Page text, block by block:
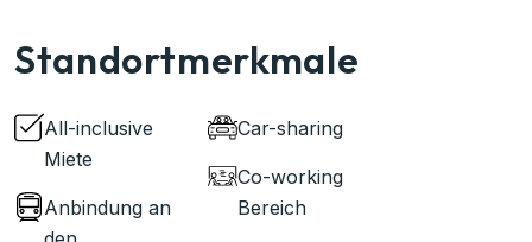
Standortmerkmale
All-inclusive
Miete
Anbindung an
Car-sharing
Co-working
Bereich